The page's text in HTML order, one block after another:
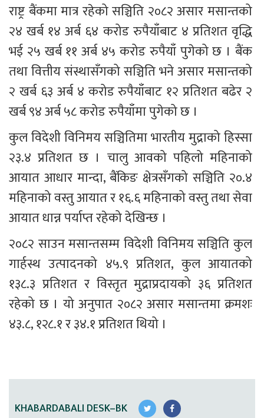
राष्ट्र बैंकमा मात्र रहेको सञ्चिति २०८२ असार मसान्तको
२४ खर्ब १४ अर्ब ६४ करोड रुपैयाँबाट ४ प्रतिशत वृद्धि
भई २५ खर्ब ११ अर्ब ४५ करोड रुपैयाँ पुगेको छ । बैंक
तथा वित्तीय संस्थासँगको सञ्चिति भने असार मसान्तको
२ खर्ब ६३ अर्ब ४ करोड रुपैयाँबाट १२ प्रतिशत बढेर २
खर्ब ९४ अर्ब ५८ करोड रुपैयाँमा पुगेको छ ।
कुल विदेशी विनिमय सञ्चितिमा भारतीय मुद्राको हिस्सा
२३.४ प्रतिशत छ । चालु आवको पहिलो महिनाको
आयात आधार मान्दा, बैंकिङ क्षेत्रसँगको सञ्चिति २०.४
महिनाको वस्तु आयात र १६.६ महिनाको वस्तु तथा सेवा
आयात धान्न पर्याप्त रहेको देखिन्छ ।
२०८२ साउन मसान्तसम्म विदेशी विनिमय सञ्चिति कुल
गार्हस्थ उत्पादनको ४५.९ प्रतिशत, कुल आयातको
१३८.३ प्रतिशत र विस्तृत मुद्राप्रदायको ३६ प्रतिशत
रहेको छ । यो अनुपात २०८२ असार मसान्तमा क्रमशः
४३.८, १२८.१ र ३४.१ प्रतिशत थियो ।
KHABARDABALI DESK–BK